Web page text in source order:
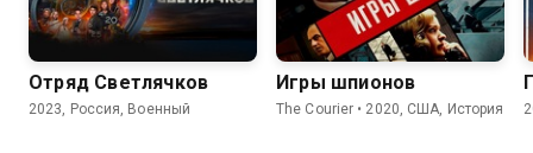
Отряд Светлячков
2023, Россия, Военный
Игры шпионов
The Courier • 2020, США, История